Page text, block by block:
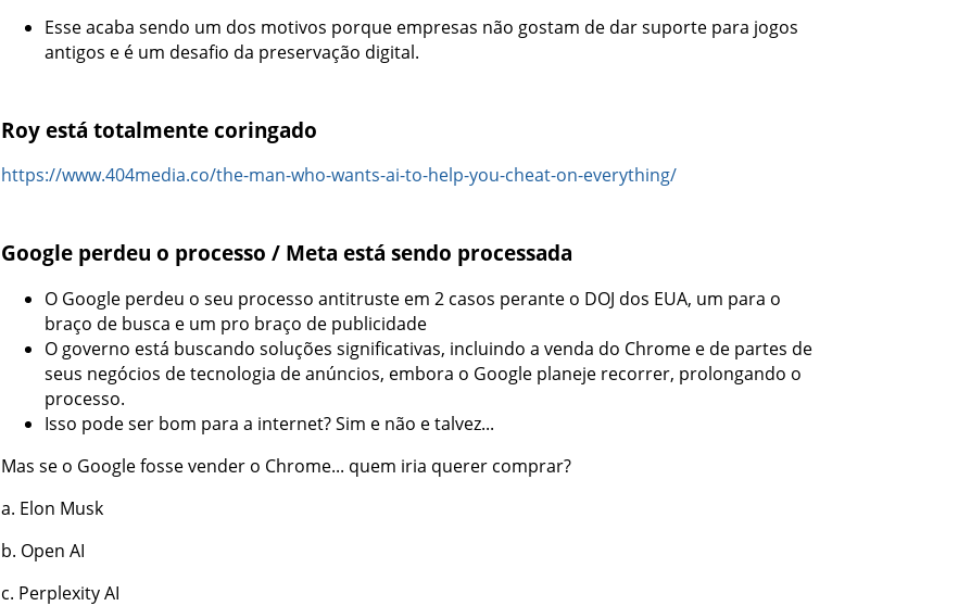
Esse acaba sendo um dos motivos porque empresas não gostam de dar suporte para jogos
antigos e é um desafio da preservação digital.
Roy está totalmente coringado
https://www.404media.co/the-man-who-wants-ai-to-help-you-cheat-on-everything/
Google perdeu o processo / Meta está sendo processada
O Google perdeu o seu processo antitruste em 2 casos perante o DOJ dos EUA, um para o
braço de busca e um pro braço de publicidade
O governo está buscando soluções significativas, incluindo a venda do Chrome e de partes de
seus negócios de tecnologia de anúncios, embora o Google planeje recorrer, prolongando o
processo.
Isso pode ser bom para a internet? Sim e não e talvez...
Mas se o Google fosse vender o Chrome... quem iria querer comprar?
a. Elon Musk
b. Open AI
c. Perplexity AI